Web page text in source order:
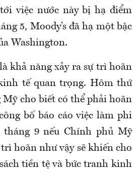
việc nước này bị hạ điểm
5, Moody’s đã hạ một bậc
Washington.
khả năng xảy ra sự trì hoãn
tế quan trọng. Hôm thứ
cho biết có thể phải hoãn
bố báo cáo việc làm phi
tháng 9 nếu Chính phủ Mỹ
hoãn như vậy sẽ khiến cho
tiền tệ và bức tranh kinh